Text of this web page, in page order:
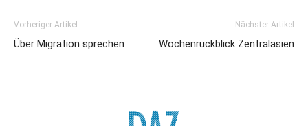
Vorheriger Artikel
Über Migration sprechen
Nächster Artikel
Wochenrückblick Zentralasien